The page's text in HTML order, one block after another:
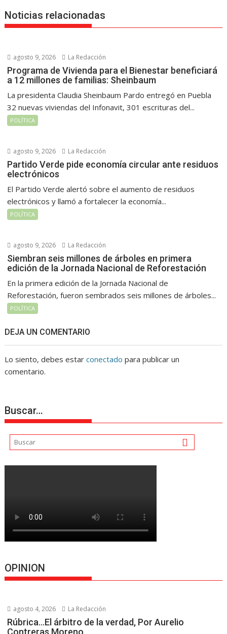
Noticias relacionadas
agosto 9, 2026 La Redacción
Programa de Vivienda para el Bienestar beneficiará
a 12 millones de familias: Sheinbaum
La presidenta Claudia Sheinbaum Pardo entregó en Puebla
32 nuevas viviendas del Infonavit, 301 escrituras del...
POLÍTICA
agosto 9, 2026 La Redacción
Partido Verde pide economía circular ante residuos
electrónicos
El Partido Verde alertó sobre el aumento de residuos
electrónicos y llamó a fortalecer la economía...
POLÍTICA
agosto 9, 2026 La Redacción
Siembran seis millones de árboles en primera
edición de la Jornada Nacional de Reforestación
En la primera edición de la Jornada Nacional de
Reforestación, fueron sembrados seis millones de árboles...
POLÍTICA
DEJA UN COMENTARIO
Lo siento, debes estarconectado para publicar un
comentario.
Buscar…
OPINION
agosto 4, 2026 La Redacción
Rúbrica…El árbitro de la verdad, Por Aurelio
Contreras Moreno